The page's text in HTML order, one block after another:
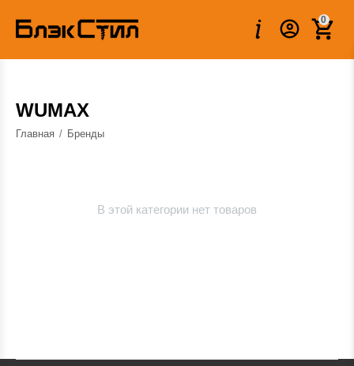
0
WUMAХ
Главная / Бренды
В этой категории нет товаров